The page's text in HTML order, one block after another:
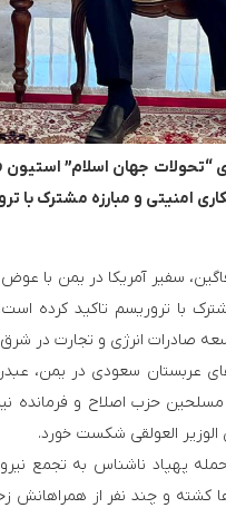
“تحولات جهان اسلام” استیون
امنیتی و مبارزه مشترک با
فاگین، سفیر آمریکا در یمن با
با تروریسم تاکید کرده
صادرات انرژی و تجارت در
عربستان سعودی در یمن،
حزب اصلاح و فرمانده
العولقی شکست خورد.
پی حمله پهپاد ناشناس به
کشته و چند نفر از
بدست نیروی دریایی ارتش یمن ادعای